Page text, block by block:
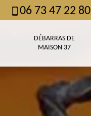
06 73 47 22 80
DÉBARRAS DE
MAISON 37